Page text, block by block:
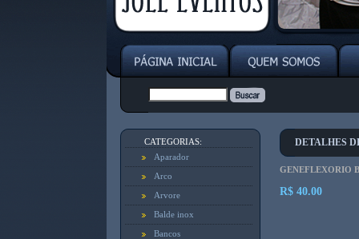
CATEGORIAS:
Aparador
Arco
Arvore
Balde inox
Bancos
DETALHES
GENEFLEXORIO
R$ 40.00